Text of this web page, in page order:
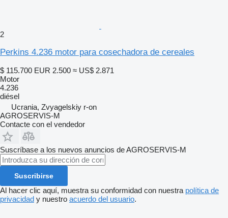
2
Perkins 4.236 motor para cosechadora de cereales
$ 115.700 EUR 2.500 ≈ US$ 2.871
Motor
4.236
diésel
Ucrania, Zvyagelskiy r-on
AGROSERVIS-M
Contacte con el vendedor
Suscríbase a los nuevos anuncios de AGROSERVIS-M
Suscribirse
Al hacer clic aquí, muestra su conformidad con nuestra política de
privacidad y nuestro acuerdo del usuario.